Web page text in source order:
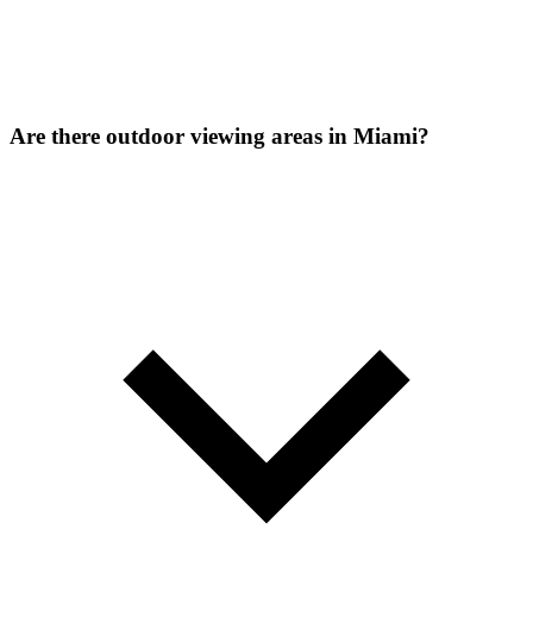
Are there outdoor viewing areas in Miami?